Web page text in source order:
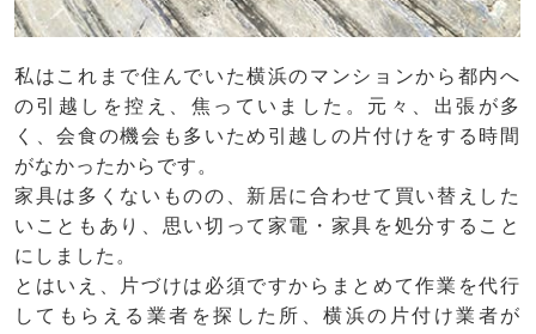
私はこれまで住んでいた横浜のマンションから都内へ
の引越しを控え、焦っていました。元々、出張が多
く、会食の機会も多いため引越しの片付けをする時間
がなかったからです。
家具は多くないものの、新居に合わせて買い替えした
いこともあり、思い切って家電・家具を処分すること
にしました。
とはいえ、片づけは必須ですからまとめて作業を代行
してもらえる業者を探した所、横浜の片付け業者が